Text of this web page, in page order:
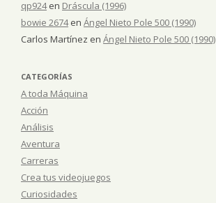
qp924en Dráscula (1996)
bowie 2674en Ángel Nieto Pole 500 (1990)
Carlos Martínez en Ángel Nieto Pole 500 (1990)
CATEGORÍAS
A toda Máquina
Acción
Análisis
Aventura
Carreras
Crea tus videojuegos
Curiosidades